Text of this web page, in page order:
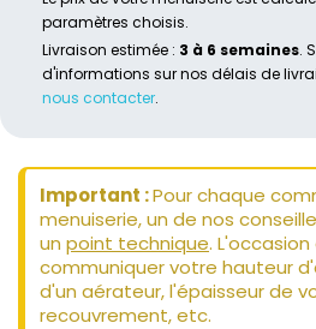
paramètres choisis.
Livraison estimée : 3 à 6 semaines.
d'informations sur nos délais de
nous contacter.
Important :Pour chaque
menuiserie, un de nos
un point technique.
communiquer votre hauteur
d'un aérateur, l'épaisseur de
recouvrement, etc.